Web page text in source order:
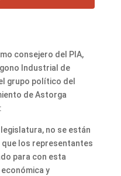
consejero del PIA,
Industrial de
grupo político del
de Astorga
no se están
los representantes
para con esta
y